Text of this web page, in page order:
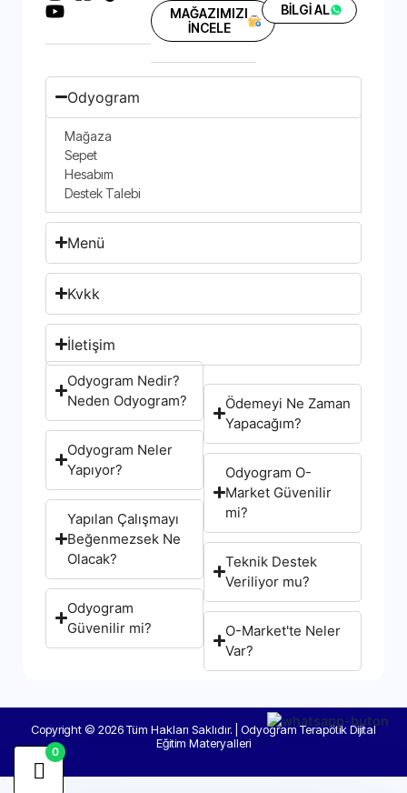
MAĞAZIMIZI
İNCELE
BİLGİ AL
Odyogram
Mağaza
Sepet
Hesabım
Destek Talebi
Menü
Kvkk
İletişim
Odyogram Nedir?
Neden Odyogram?
Odyogram Neler
Yapıyor?
Yapılan Çalışmayı
Beğenmezsek Ne
Olacak?
Odyogram
Güvenilir mi?
Ödemeyi Ne Zaman
Yapacağım?
Odyogram O-
Market Güvenilir
mi?
Teknik Destek
Veriliyor mu?
O-Market'te Neler
Var?
Copyright © 2026 Tüm Hakları Saklıdır. | Odyogram Terapötik Dijital
Eğitim Materyalleri
0